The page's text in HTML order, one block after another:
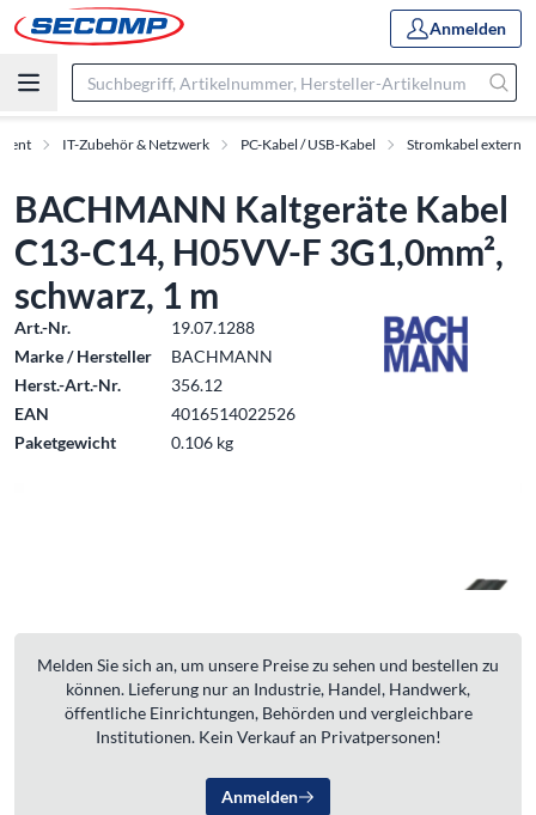
Anmelden
IT-Zubehör & Netzwerk PC-Kabel / USB-Kabel Stromkabel extern
BACHMANN Kaltgeräte Kabel
C13-C14, H05VV-F 3G1,0mm²,
schwarz, 1 m
Art.-Nr.
19.07.1288
Marke / Hersteller
BACHMANN
Herst.-Art.-Nr.
356.12
EAN
4016514022526
Paketgewicht
0.106 kg
Melden Sie sich an, um unsere Preise zu sehen und bestellen zu
können. Lieferung nur an Industrie, Handel, Handwerk,
öffentliche Einrichtungen, Behörden und vergleichbare
Institutionen. Kein Verkauf an Privatpersonen!
Anmelden